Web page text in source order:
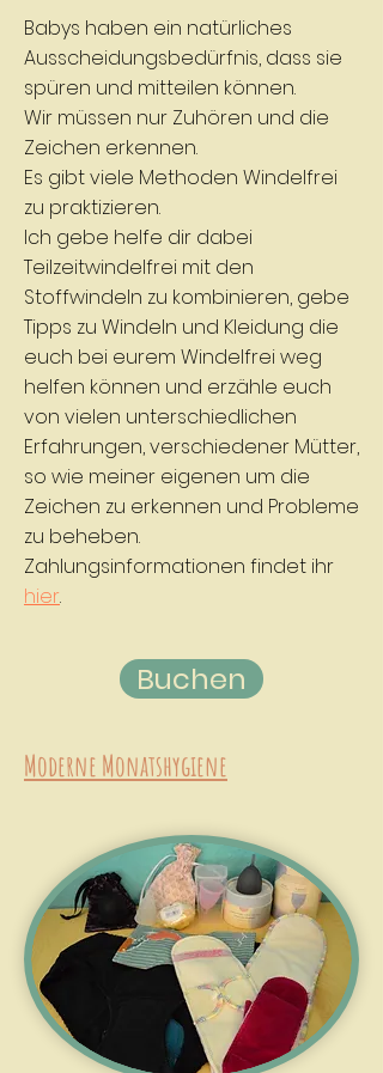
Moderne Monatshygiene
Babys haben ein natürliches
Ausscheidungsbedürfnis, dass sie
spüren und mitteilen können.
Wir müssen nur Zuhören und die
Zeichen erkennen.
Es gibt viele Methoden Windelfrei
zu praktizieren.
Ich gebe helfe dir dabei
Teilzeitwindelfrei mit den
Stoffwindeln zu kombinieren, gebe
Tipps zu Windeln und Kleidung die
euch bei eurem Windelfrei weg
helfen können und erzähle euch
von vielen unterschiedlichen
Erfahrungen, verschiedener Mütter,
so wie meiner eigenen um die
Zeichen zu erkennen und Probleme
zu beheben.
Zahlungsinformationen findet ihr
hier.
Buchen